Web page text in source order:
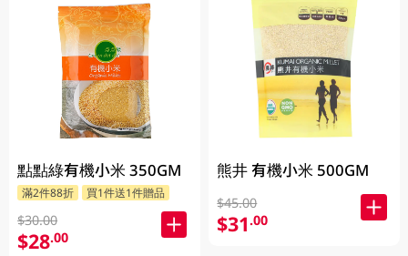
點點綠有機小米 350GM
滿2件88折 買1件送1件贈品
$30.00
$28.00
熊井 有機小米 500GM
$45.00
$31.00